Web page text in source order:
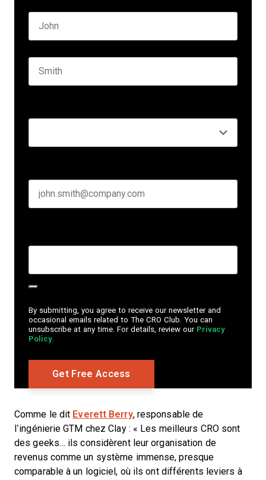
By submitting, you agree to receive our newsletter and
occasional emails related to The CRO Club. You can
unsubscribe at any time. For details, review our Privacy
Policy.
Comme le dit Everett Berry, responsable de
l’ingénierie GTM chez Clay : « Les meilleurs CRO sont
des geeks… ils considèrent leur organisation de
revenus comme un système immense, presque
comparable à un logiciel, où ils ont différents leviers à